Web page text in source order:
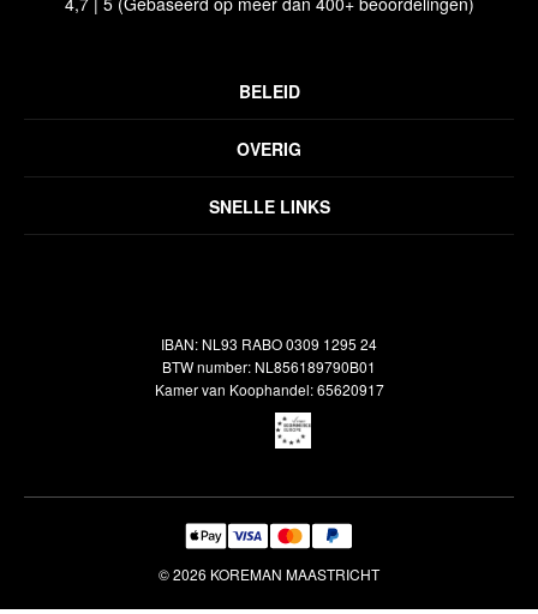
SNELLE LINKS
OVERIG
Inspiratie
Veelgestelde vragen
BELEID
Disclaimer
Verzendbeleid
IBAN: NL93 RABO 0309 1295 24
BTW number: NL856189790B01
Kamer van Koophandel: 65620917
© 2026 KOREMAN MAASTRICHT